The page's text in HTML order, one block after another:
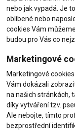
nebo jak vypadá. Je
oblíbené nebo
cookies Vám
budou pro Vás co
Marketingové
Marketingové
Vám dokázali
na našich stránkách,
díky vytváření tzv.
Ale nebojte, tímto
bezprostřední